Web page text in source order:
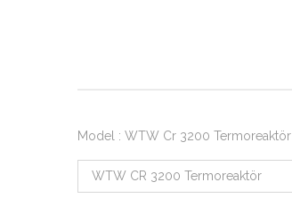
Model : WTW Cr 3200 Termoreaktör
WTW CR 3200 Termoreaktör